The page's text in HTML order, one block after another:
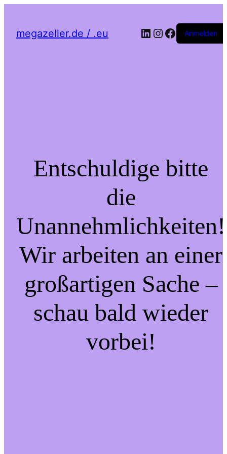
megazeller.de / .eu LinkedIn
Instagram
Facebook
Anmelden
Entschuldige bitte
die
Unannehmlichkeiten!
Wir arbeiten an einer
großartigen Sache –
schau bald wieder
vorbei!